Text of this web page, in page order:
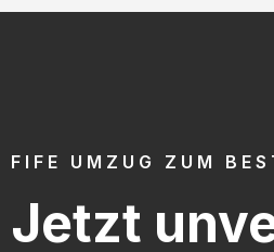
FIFE UMZUG ZUM
Jetzt